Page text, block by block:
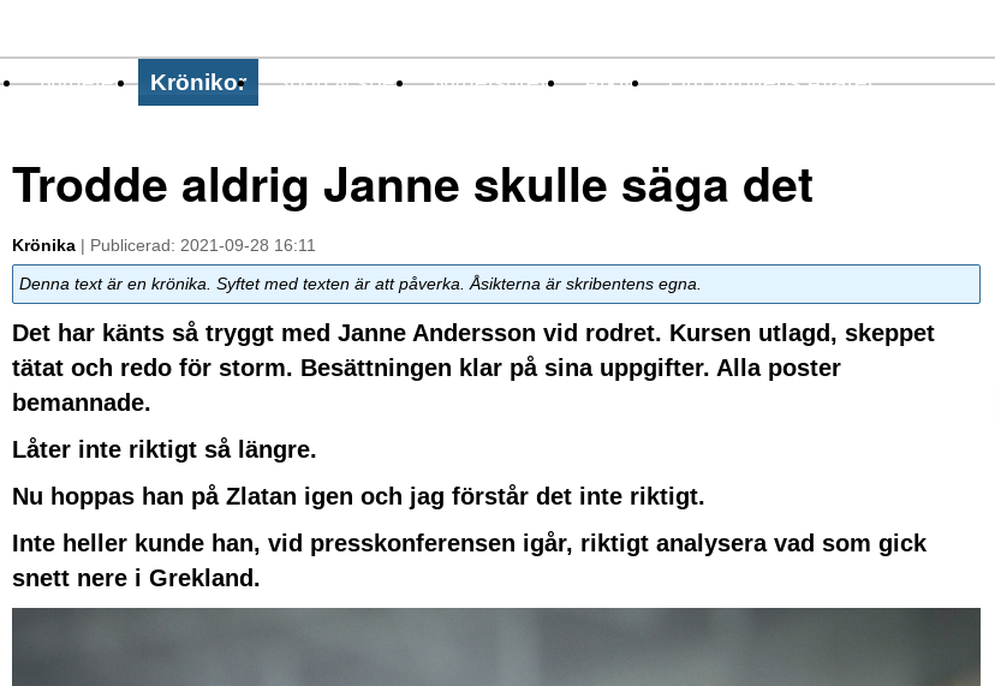
Nyheter Krönikor Sport & spel Nyhetsbrev Arkiv Om Idrottens Affärer
Trodde aldrig Janne skulle säga det
Krönika | Publicerad: 2021-09-28 16:11
Denna text är en krönika. Syftet med texten är att påverka. Åsikterna är skribentens egna.
Det har känts så tryggt med Janne Andersson vid rodret. Kursen utlagd, skeppet
tätat och redo för storm. Besättningen klar på sina uppgifter. Alla poster
bemannade.
Låter inte riktigt så längre.
Nu hoppas han på Zlatan igen och jag förstår det inte riktigt.
Inte heller kunde han, vid presskonferensen igår, riktigt analysera vad som gick
snett nere i Grekland.